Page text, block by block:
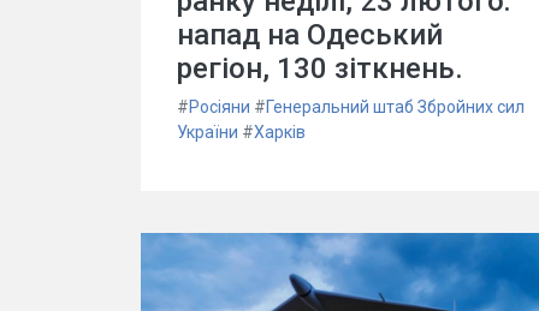
напад на Одеський
регіон, 130 зіткнень.
#Росіяни #Генеральний штаб Збройних сил
України #Харків